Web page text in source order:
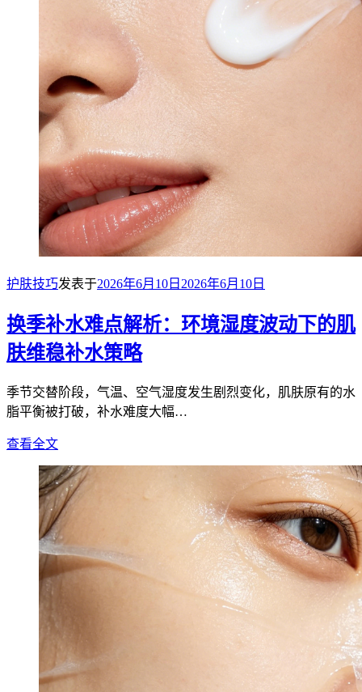
护肤技巧发表于2026年6月10日 2026年6月10日
换季补水难点解析：环境湿度波动下的肌
肤维稳补水策略
季节交替阶段，气温、空气湿度发生剧烈变化，肌肤原有的水
脂平衡被打破，补水难度大幅…
查看全文